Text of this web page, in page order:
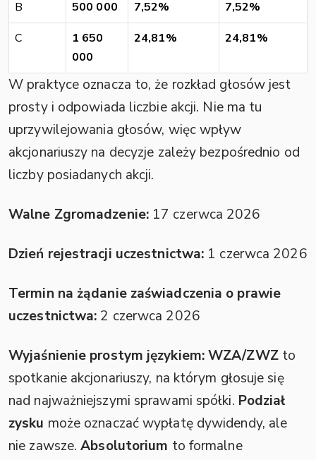
B 500 000 7,52%
7,52%
C
1 650
000
24,81% 24,81%
W praktyce oznacza to, że rozkład głosów jest
prosty i odpowiada liczbie akcji. Nie ma tu
uprzywilejowania głosów, więc wpływ
akcjonariuszy na decyzje zależy bezpośrednio od
liczby posiadanych akcji.
Walne Zgromadzenie:17 czerwca 2026
Dzień rejestracji uczestnictwa: 1 czerwca 2026
Termin na żądanie zaświadczenia o prawie
uczestnictwa: 2 czerwca 2026
Wyjaśnienie prostym językiem:WZA/ZWZto
spotkanie akcjonariuszy, na którym głosuje się
nad najważniejszymi sprawami spółki. Podział
zysku może oznaczać wypłatę dywidendy, ale
nie zawsze.Absolutorium to formalne